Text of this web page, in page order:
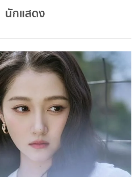
นักแสดง